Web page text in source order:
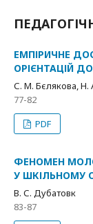
ЕМПІРИЧНЕ
ОРІЄНТАЦІЙ
С. М. Бєлякова, Н.
77-82
PDF
ФЕНОМЕН
У ШКІЛЬНОМУ
В. С. Дубатовк
83-87